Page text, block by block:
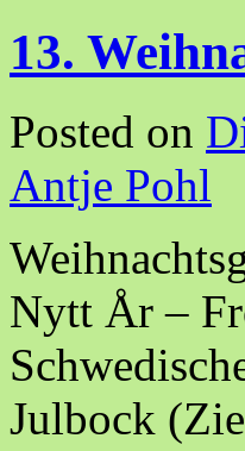
13.
Posted on
Antje Pohl
Nytt År –
Julbock